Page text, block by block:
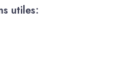
utiles: